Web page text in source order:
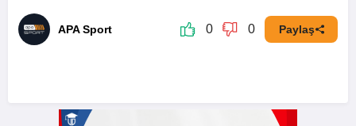
APA Sport 0 0 Paylaş